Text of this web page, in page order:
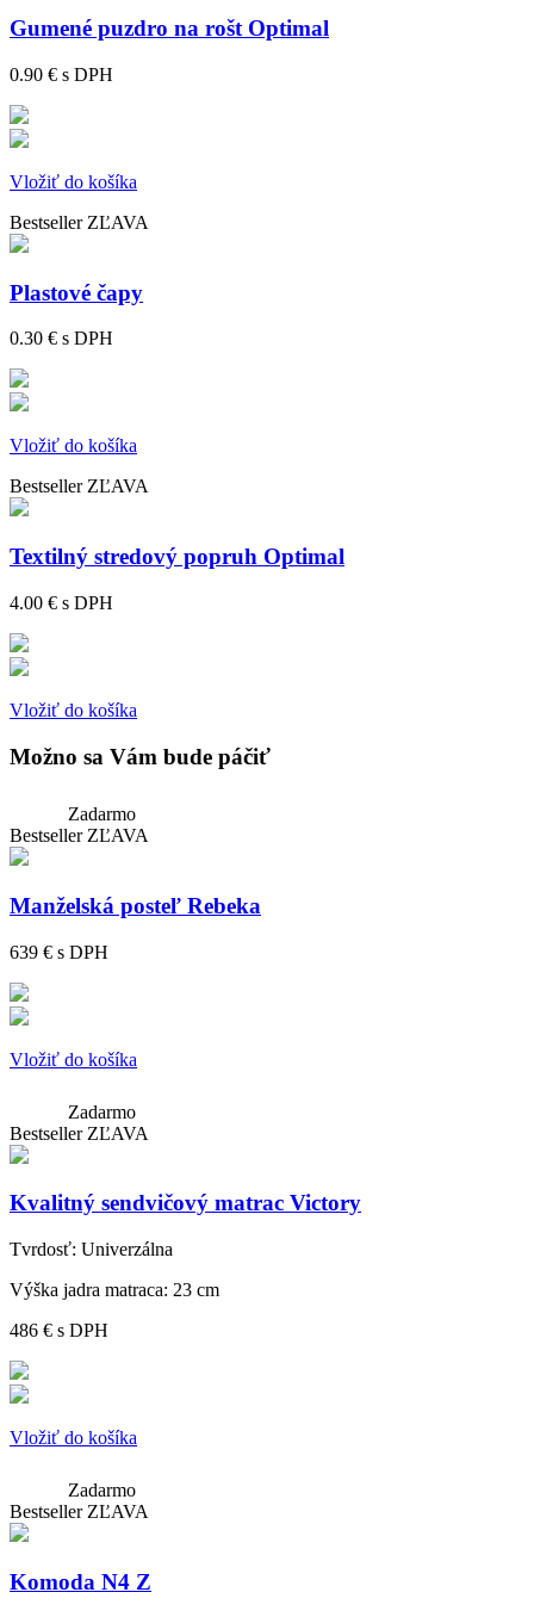
Gumené puzdro na rošt Optimal
0.90 € s DPH
Vložiť do košíka
Bestseller ZĽAVA
Plastové čapy
0.30 € s DPH
Vložiť do košíka
Bestseller ZĽAVA
Textilný stredový popruh Optimal
4.00 € s DPH
Vložiť do košíka
Možno sa Vám bude páčiť
Zadarmo
Bestseller ZĽAVA
Manželská posteľ Rebeka
639 € s DPH
Vložiť do košíka
Zadarmo
Bestseller ZĽAVA
Kvalitný sendvičový matrac Victory
Tvrdosť: Univerzálna
Výška jadra matraca: 23 cm
486 € s DPH
Vložiť do košíka
Zadarmo
Bestseller ZĽAVA
Komoda N4 Z